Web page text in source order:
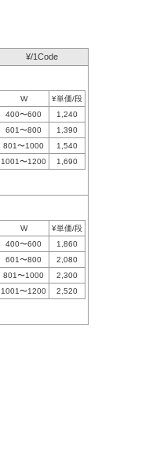
¥/1Code
W
¥単価/段
400〜600
1,240
601〜800
1,390
801〜1000
1,540
1001〜1200
1,690
W
¥単価/段
400〜600
1,860
601〜800
2,080
801〜1000
2,300
1001〜1200
2,520